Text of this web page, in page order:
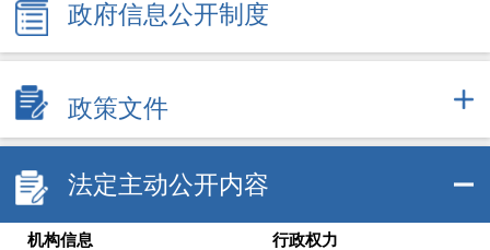
政府信息公开制度
政策文件
法定主动公开内容
机构信息
行政权力